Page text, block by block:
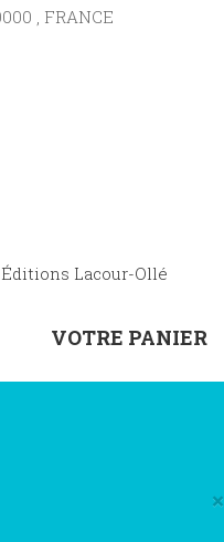
, FRANCE
Lacour-Ollé
VOTRE PANIER
×